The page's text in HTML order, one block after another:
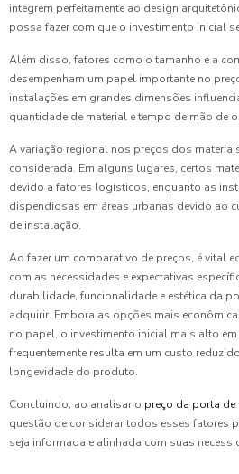
integrem perfeitamente ao design
possa fazer com que o investimento inicial
Além disso, fatores como o tamanho e a
desempenham um papel importante no
instalações em grandes dimensões
quantidade de material e tempo de mão de
A variação regional nos preços dos
considerada. Em alguns lugares, certos
devido a fatores logísticos, enquanto as
dispendiosas em áreas urbanas devido ao
de instalação.
Ao fazer um comparativo de preços, é vital
com as necessidades e expectativas
durabilidade, funcionalidade e estética da
adquirir. Embora as opções mais
no papel, o investimento inicial mais alto
frequentemente resulta em um custo
longevidade do produto.
Concluindo, ao analisar o preço da porta
questão de considerar todos esses fatores
seja informada e alinhada com suas